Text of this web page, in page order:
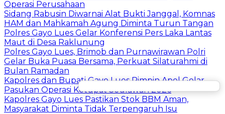
Operasi Perusahaan
Sidang Rabusin Diwarnai Alat Bukti Janggal, Komnas
HAM dan Mahkamah Agung Diminta Turun Tangan
Polres Gayo Lues Gelar Konferensi Pers Laka Lantas
Maut di Desa Raklunung
Polres Gayo Lues, Brimob dan Purnawirawan Polri
Gelar Buka Puasa Bersama, Perkuat Silaturahmi di
Bulan Ramadan
Kapolres dan Bupati Gayo Lues Pimpin Apel Gelar
Pasukan Operasi Ketupat Seulawah 2026
Kapolres Gayo Lues Pastikan Stok BBM Aman,
Masyarakat Diminta Tidak Terpengaruh Isu